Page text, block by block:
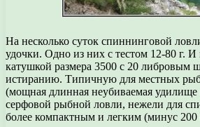
На несколько суток спиннинговой
удочки. Одно из них с тестом 12-80 г. И
катушкой размера 3500 с 20 либровым
истиранию. Типичную для местных
(мощная длинная неубиваемая удилище
серфовой рыбной ловли, нежели для
более компактным и легким (минус 200